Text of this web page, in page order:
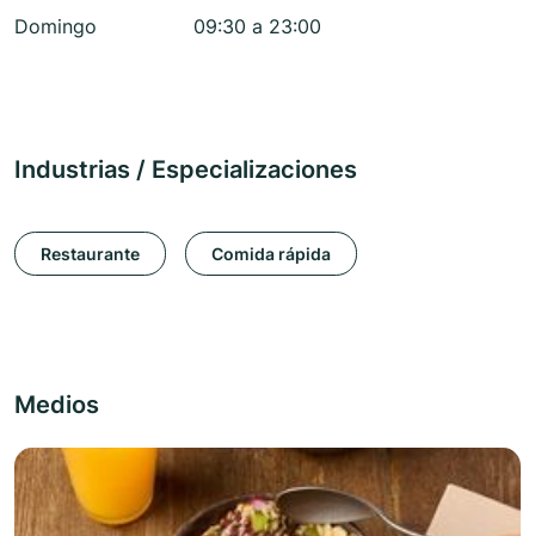
Domingo
09:30 a 23:00
Industrias / Especializaciones
Restaurante Comida rápida
Medios